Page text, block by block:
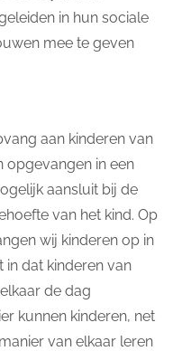
in hun sociale
mee te geven
aan kinderen van
opgevangen in een
aansluit bij de
van het kind. Op
wij kinderen op in
in dat kinderen van
de dag
kunnen kinderen, net
van elkaar leren